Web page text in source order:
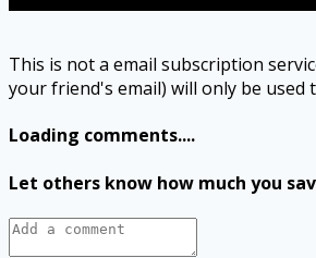
This is not a email subscription
your friend's email) will only be used
Loading comments....
Let others know how much you